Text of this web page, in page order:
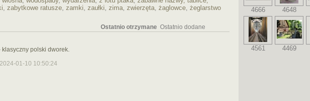
, zabytkowe ratusze, zamki, zaułki, zima, zwierzęta, żaglowce, żeglarstwo
Ostatnio otrzymane Ostatnio dodane
klasyczny polski dworek.
01-10 10:50:24
4666 4648
4561 4469